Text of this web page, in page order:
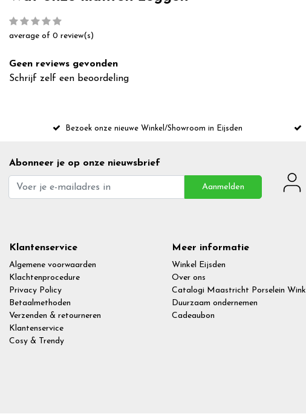
average of 0 review(s)
Geen reviews gevonden
Schrijf zelf een beoordeling
Bezoek onze nieuwe Winkel/Showroom in Eijsden
Abonneer je op onze nieuwsbrief
Aanmelden
Klantenservice
Algemene voorwaarden
Klachtenprocedure
Privacy Policy
Betaalmethoden
Verzenden & retourneren
Klantenservice
Cosy & Trendy
Meer informatie
Winkel Eijsden
Over ons
Catalogi Maastricht Porselein
Duurzaam ondernemen
Cadeaubon